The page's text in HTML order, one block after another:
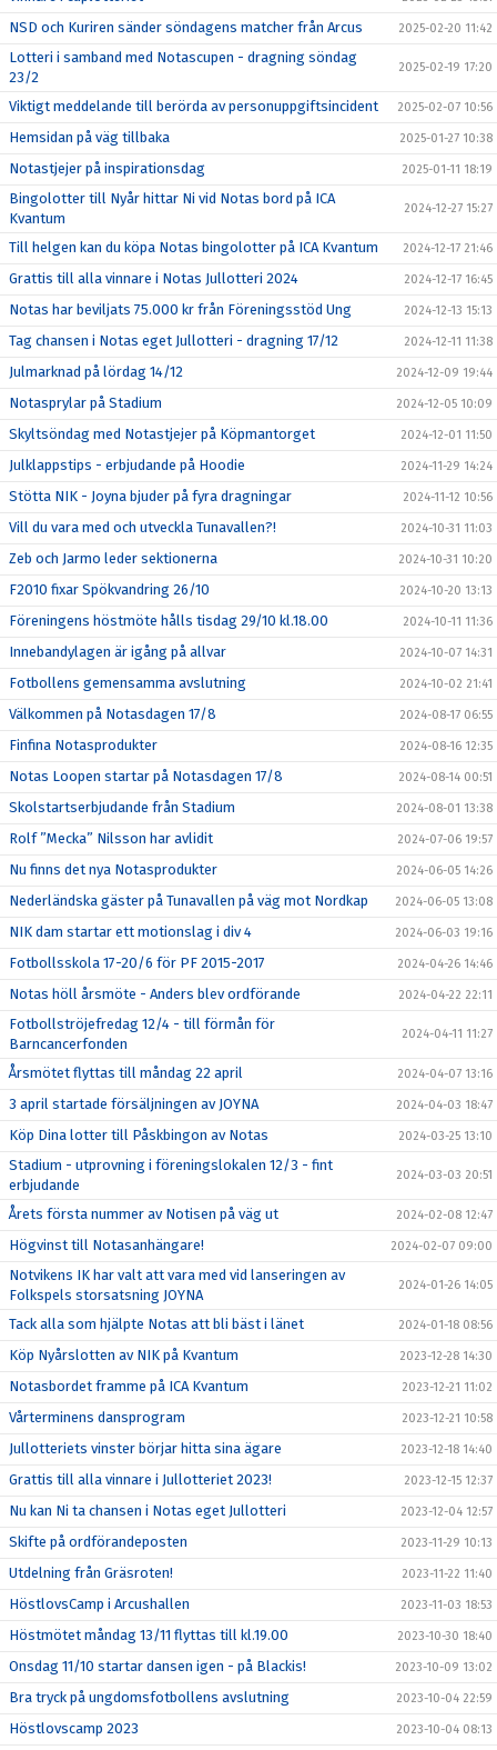
NSD och Kuriren sänder söndagens matcher från Arcus 2025-02-20 11:42
Lotteri i samband med Notascupen - dragning söndag
23/2
2025-02-19 17:20
Viktigt meddelande till berörda av personuppgiftsincident 2025-02-07 10:56
Hemsidan på väg tillbaka 2025-01-27 10:38
Notastjejer på inspirationsdag 2025-01-11 18:19
Bingolotter till Nyår hittar Ni vid Notas bord på ICA
Kvantum
2024-12-27 15:27
Till helgen kan du köpa Notas bingolotter på ICA Kvantum 2024-12-17 21:46
Grattis till alla vinnare i Notas Jullotteri 2024 2024-12-17 16:45
Notas har beviljats 75.000 kr från Föreningsstöd Ung 2024-12-13 15:13
Tag chansen i Notas eget Jullotteri - dragning 17/12 2024-12-11 11:38
Julmarknad på lördag 14/12 2024-12-09 19:44
Notasprylar på Stadium 2024-12-05 10:09
Skyltsöndag med Notastjejer på Köpmantorget 2024-12-01 11:50
Julklappstips - erbjudande på Hoodie 2024-11-29 14:24
Stötta NIK - Joyna bjuder på fyra dragningar 2024-11-12 10:56
Vill du vara med och utveckla Tunavallen?! 2024-10-31 11:03
Zeb och Jarmo leder sektionerna 2024-10-31 10:20
F2010 fixar Spökvandring 26/10 2024-10-20 13:13
Föreningens höstmöte hålls tisdag 29/10 kl.18.00 2024-10-11 11:36
Innebandylagen är igång på allvar 2024-10-07 14:31
Fotbollens gemensamma avslutning 2024-10-02 21:41
Välkommen på Notasdagen 17/8 2024-08-17 06:55
Finfina Notasprodukter 2024-08-16 12:35
Notas Loopen startar på Notasdagen 17/8 2024-08-14 00:51
Skolstartserbjudande från Stadium 2024-08-01 13:38
Rolf ”Mecka” Nilsson har avlidit 2024-07-06 19:57
Nu finns det nya Notasprodukter 2024-06-05 14:26
Nederländska gäster på Tunavallen på väg mot Nordkap 2024-06-05 13:08
NIK dam startar ett motionslag i div 4 2024-06-03 19:16
Fotbollsskola 17-20/6 för PF 2015-2017 2024-04-26 14:46
Notas höll årsmöte - Anders blev ordförande 2024-04-22 22:11
Fotbollströjefredag 12/4 - till förmån för
Barncancerfonden
2024-04-11 11:27
Årsmötet flyttas till måndag 22 april 2024-04-07 13:16
3 april startade försäljningen av JOYNA 2024-04-03 18:47
Köp Dina lotter till Påskbingon av Notas 2024-03-25 13:10
Stadium - utprovning i föreningslokalen 12/3 - fint
erbjudande
2024-03-03 20:51
Årets första nummer av Notisen på väg ut 2024-02-08 12:47
Högvinst till Notasanhängare! 2024-02-07 09:00
Notvikens IK har valt att vara med vid lanseringen av
Folkspels storsatsning JOYNA
2024-01-26 14:05
Tack alla som hjälpte Notas att bli bäst i länet 2024-01-18 08:56
Köp Nyårslotten av NIK på Kvantum 2023-12-28 14:30
Notasbordet framme på ICA Kvantum 2023-12-21 11:02
Vårterminens dansprogram 2023-12-21 10:58
Jullotteriets vinster börjar hitta sina ägare 2023-12-18 14:40
Grattis till alla vinnare i Jullotteriet 2023! 2023-12-15 12:37
Nu kan Ni ta chansen i Notas eget Jullotteri 2023-12-04 12:57
Skifte på ordförandeposten 2023-11-29 10:13
Utdelning från Gräsroten! 2023-11-22 11:40
HöstlovsCamp i Arcushallen 2023-11-03 18:53
Höstmötet måndag 13/11 flyttas till kl.19.00 2023-10-30 18:40
Onsdag 11/10 startar dansen igen - på Blackis! 2023-10-09 13:02
Bra tryck på ungdomsfotbollens avslutning 2023-10-04 22:59
Höstlovscamp 2023 2023-10-04 08:13